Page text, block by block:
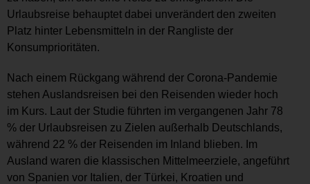
Urlaubsreise behauptet dabei unverändert den zweiten
Platz hinter Lebensmitteln in der Rangliste der
Konsumprioritäten.
Nach einem Rückgang während der Corona-Pandemie
stehen Auslandsreisen bei den Reisenden wieder hoch
im Kurs. Laut der Studie führten im vergangenen Jahr 78
% der Urlaubsreisen zu Zielen außerhalb Deutschlands,
während 22 % der Reisenden im Inland blieben. Im
Ausland waren die klassischen Mittelmeerziele, angeführt
von Spanien vor Italien, der Türkei, Kroatien und